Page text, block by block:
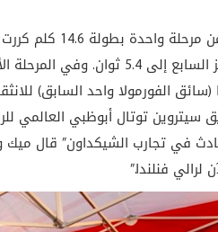
تقليص الفارق مع المركز السابع
(سائق الفورمولا واحد السابق)
سيتروين توتال أبوظبي العالمي
في تجارب الشيكداون” قال ميك
لرالي فنلندا.”